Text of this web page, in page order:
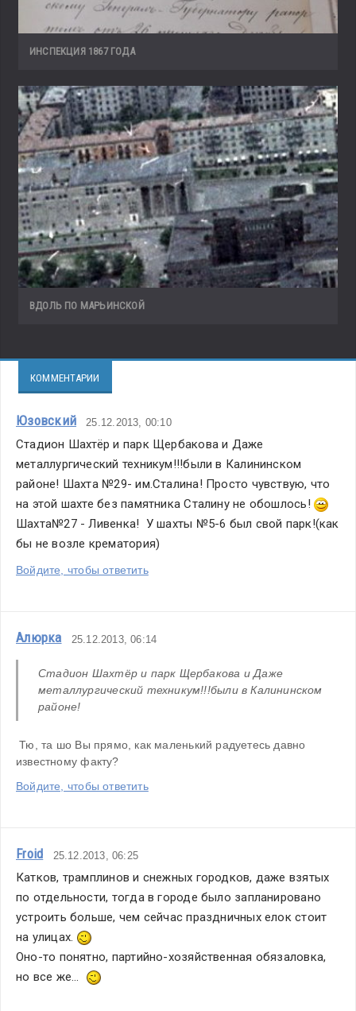
ИНСПЕКЦИЯ 1867 ГОДА
ВДОЛЬ ПО МАРЬИНСКОЙ
КОММЕНТАРИИ
Юзовский 25.12.2013, 00:10
Стадион Шахтёр и парк Щербакова и Даже
металлургический техникум!!!были в Калининском
районе! Шахта №29- им.Сталина! Просто чувствую, что
на этой шахте без памятника Сталину не обошлось!
Шахта№27 - Ливенка!  У шахты №5-6 был свой парк!(как
бы не возле крематория)
Войдите, чтобы ответить
Алюрка 25.12.2013, 06:14
Стадион Шахтёр и парк Щербакова и Даже
металлургический техникум!!!были в Калининском
районе!
Тю, та шо Вы прямо, как маленький радуетесь давно
известному факту?
Войдите, чтобы ответить
Froid 25.12.2013, 06:25
Катков, трамплинов и снежных городков, даже взятых
по отдельности, тогда в городе было запланировано
устроить больше, чем сейчас праздничных елок стоит
на улицах.
Оно-то понятно, партийно-хозяйственная обязаловка,
но все же...